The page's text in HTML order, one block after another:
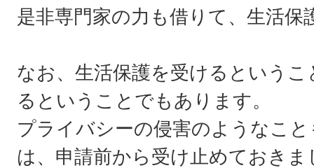
是非専門家の力も借りて、生活
なお、生活保護を受けるという
るということでもあります。
プライバシーの侵害のようなこ
は、申請前から受け止めておきま